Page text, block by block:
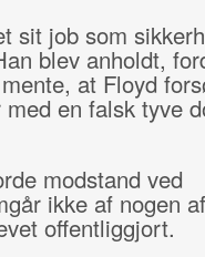
sit job som
blev anholdt,
at Floyd
en falsk tyve
modstand ved
ikke af nogen
offentliggjort.